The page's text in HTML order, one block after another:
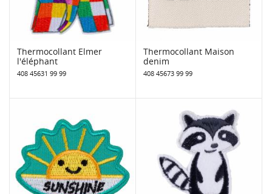
Thermocollant Elmer
l'éléphant
408 45631 99 99
Thermocollant Maison
denim
408 45673 99 99